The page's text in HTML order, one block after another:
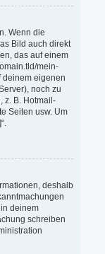
Wenn die
Bild auch direkt
das auf einem
mein-
deinem eigenen
noch zu
z. B. Hotmail-
Seiten usw. Um
deshalb
deinem
schreiben